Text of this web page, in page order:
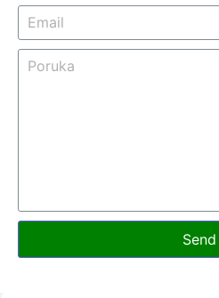
Send